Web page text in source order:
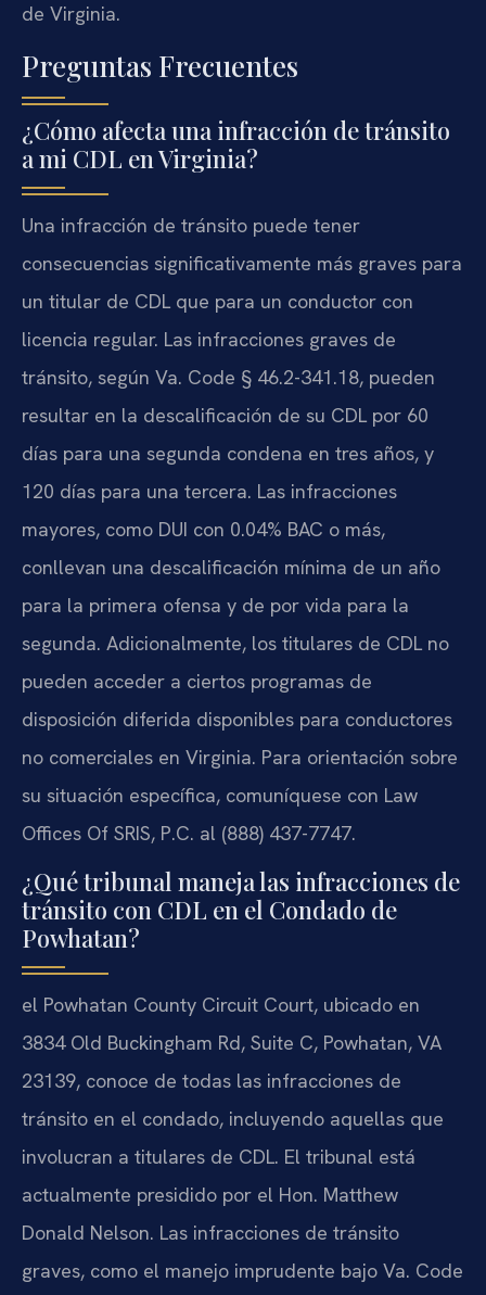
de Virginia.
Preguntas Frecuentes
¿Cómo afecta una infracción de tránsito
a mi CDL en Virginia?
Una infracción de tránsito puede tener
consecuencias significativamente más graves para
un titular de CDL que para un conductor con
licencia regular. Las infracciones graves de
tránsito, según Va. Code § 46.2-341.18, pueden
resultar en la descalificación de su CDL por 60
días para una segunda condena en tres años, y
120 días para una tercera. Las infracciones
mayores, como DUI con 0.04% BAC o más,
conllevan una descalificación mínima de un año
para la primera ofensa y de por vida para la
segunda. Adicionalmente, los titulares de CDL no
pueden acceder a ciertos programas de
disposición diferida disponibles para conductores
no comerciales en Virginia. Para orientación sobre
su situación específica, comuníquese con Law
Offices Of SRIS, P.C. al (888) 437-7747.
¿Qué tribunal maneja las infracciones de
tránsito con CDL en el Condado de
Powhatan?
el Powhatan County Circuit Court, ubicado en
3834 Old Buckingham Rd, Suite C, Powhatan, VA
23139, conoce de todas las infracciones de
tránsito en el condado, incluyendo aquellas que
involucran a titulares de CDL. El tribunal está
actualmente presidido por el Hon. Matthew
Donald Nelson. Las infracciones de tránsito
graves, como el manejo imprudente bajo Va. Code